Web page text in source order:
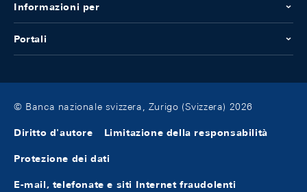
Informazioni per
Portali
© Banca nazionale svizzera, Zurigo (Svizzera) 2026
Diritto d'autore Limitazione della responsabilità
Protezione dei dati
E-mail, telefonate e siti Internet fraudolenti